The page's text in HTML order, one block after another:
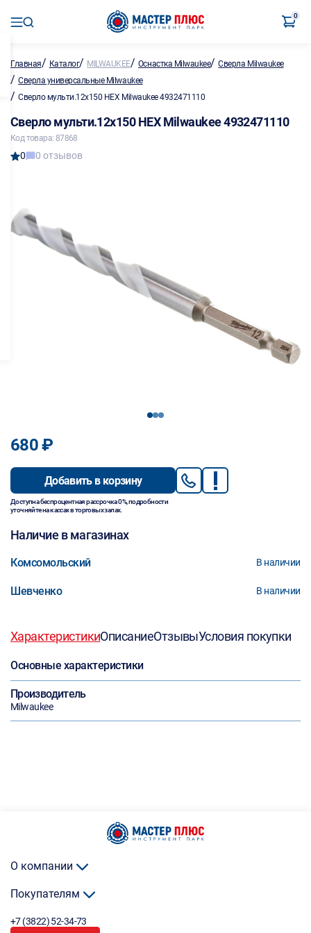
0
Главная/ Каталог/ MILWAUKEE/ Оснастка Milwaukee/Сверла Milwaukee
/ Сверла универсальные Milwaukee
/ Сверло мульти.12х150 HEX Milwaukee 4932471110
Сверло мульти.12х150 HEX Milwaukee 4932471110
Код товара: 87868
0 0 отзывов
123
680 ₽
Добавить в корзину
Доступна беспроцентная рассрочка 0%, подробности
уточняйте на кассах в торговых залах.
Наличие в магазинах
Комсомольский В наличии
Шевченко В наличии
ХарактеристикиОписаниеОтзывыУсловия покупки
Основные характеристики
Производитель
Milwaukee
О компании
Покупателям
+7 (3822) 52-34-73